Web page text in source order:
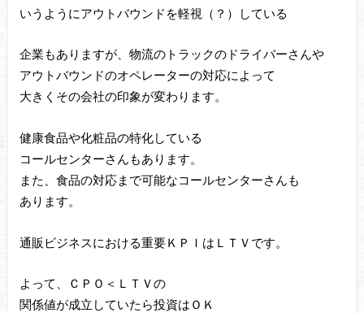
いうようにアウトバウンドを軽視（？）している
企業もありますが、物流のトラックのドライバーさんや
アウトバウンドのオペレーターの対応によって
大きくその会社の印象が変わります。
健康食品や化粧品の特化している
コールセンターさんもあります。
また、食品の対応まで可能なコールセンターさんも
あります。
通販ビジネスにおける重要ＫＰＩはＬＴＶです。
よって、ＣＰＯ＜ＬＴＶの
関係値が成立していたら投資はＯＫ